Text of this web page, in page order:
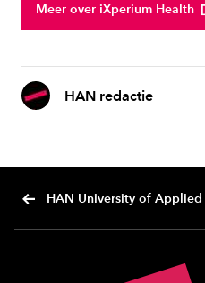
Meer over iXperium Health
HAN redactie
HAN University of Applied